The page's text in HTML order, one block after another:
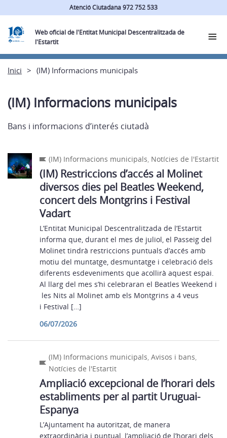
Atenció Ciutadana 972 752 533
Web oficial de l'Entitat Municipal Descentralitzada de
l'Estartit
Inici (IM) Informacions municipals
(IM) Informacions municipals
Bans i informacions d’interés ciutadà
(IM) Informacions municipals, Notícies de l'Estartit
(IM) Restriccions d’accés al Molinet
diversos dies pel Beatles Weekend,
concert dels Montgrins i Festival
Vadart
L’Entitat Municipal Descentralitzada de l’Estartit
informa que, durant el mes de juliol, el Passeig del
Molinet tindrà restriccions puntuals d’accés amb
motiu del muntatge, desmuntatge i celebració dels
diferents esdeveniments que acollirà aquest espai.
Al llarg del mes s’hi celebraran el Beatles Weekend i
les Nits al Molinet amb els Montgrins a 4 veus
i Festival […]
06/07/2026
(IM) Informacions municipals,Avisos i bans,
Notícies de l'Estartit
Ampliació excepcional de l’horari dels
establiments per al partit Uruguai-
Espanya
L’Ajuntament ha autoritzat, de manera
extraordinària i puntual, l’ampliació de l’horari dels